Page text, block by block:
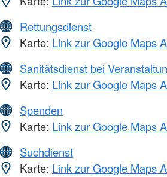
Rettungsdienst
Karte: Link zur Google Maps
Sanitätsdienst bei
Karte: Link zur Google Maps
Spenden
Karte: Link zur Google Maps
Suchdienst
Karte: Link zur Google Maps